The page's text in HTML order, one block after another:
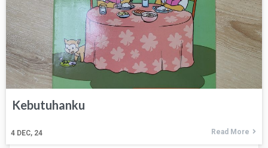
Kebutuhanku
4 DEC, 24 Read More